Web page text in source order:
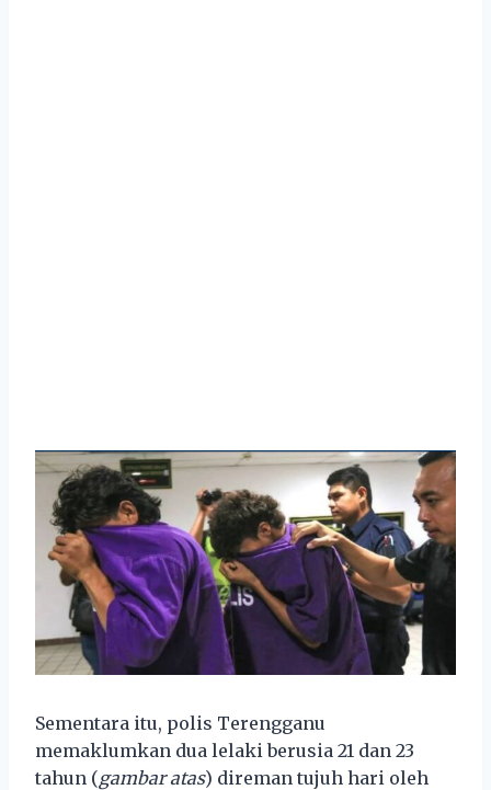
Sementara itu, polis Terengganu
memaklumkan dua lelaki berusia 21 dan 23
tahun (gambar atas) direman tujuh hari oleh